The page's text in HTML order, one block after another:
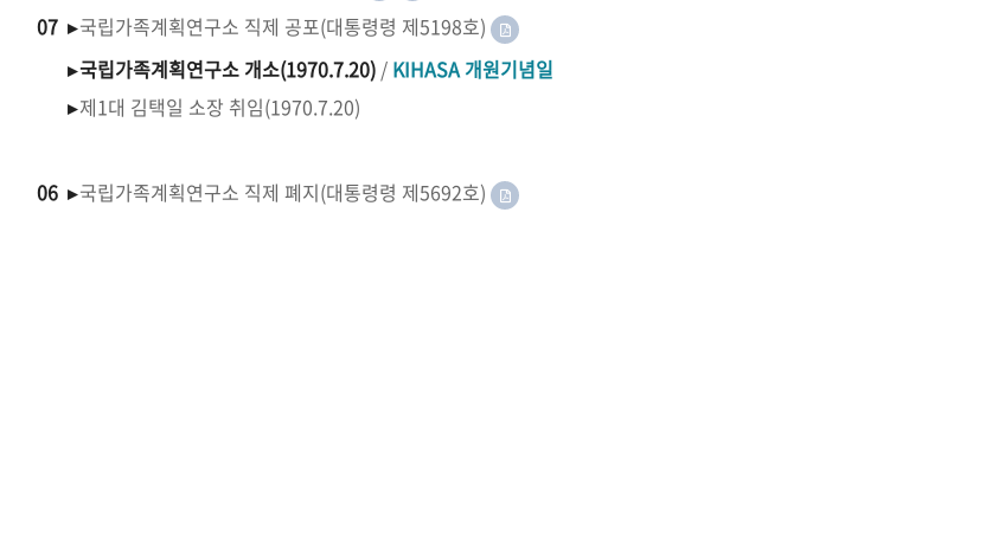
07 ▸국립가족계획연구소 직제 공포(대통령령 제5198호)
▸국립가족계획연구소 개소(1970.7.20) / KIHASA 개원기념일
▸제1대 김택일 소장 취임(1970.7.20)
06 ▸국립가족계획연구소 직제 폐지(대통령령 제5692호)